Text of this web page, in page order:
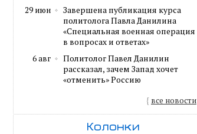
29 июн
Завершена публикация курса
политолога Павла Данилина
«Специальная военная операция
в вопросах и ответах»
6 авг
Политолог Павел Данилин
рассказал, зачем Запад хочет
«отменить» Россию
{ все новости
Колонки